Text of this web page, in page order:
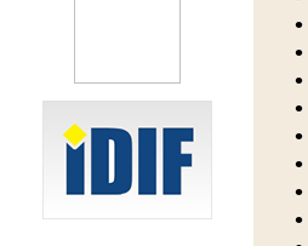
•
•
•
•
•
•
•
•